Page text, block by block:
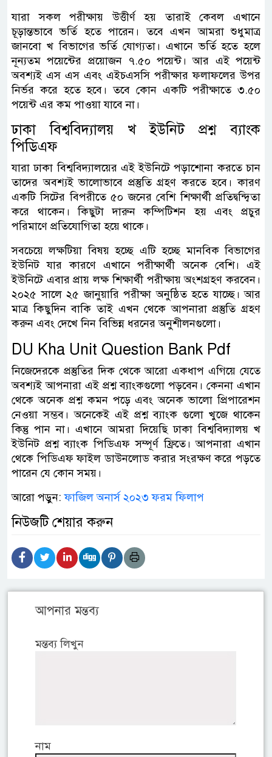
যারা সকল পরীক্ষায় উত্তীর্ণ হয় তারাই কেবল এখানে
চূড়ান্তভাবে ভর্তি হতে পারেন। তবে এখন আমরা শুধুমাত্র
জানবো খ বিভাগের ভর্তি যোগ্যতা। এখানে ভর্তি হতে হলে
নূন্যতম পয়েন্টের প্রয়োজন ৭.৫০ পয়েন্ট। আর এই পয়েন্ট
অবশ্যই এস এস এবং এইচএসসি পরীক্ষার ফলাফলের উপর
নির্ভর করে হতে হবে। তবে কোন একটি পরীক্ষাতে ৩.৫০
পয়েন্ট এর কম পাওয়া যাবে না।
ঢাকা বিশ্ববিদ্যালয় খ ইউনিট প্রশ্ন ব্যাংক
পিডিএফ
যারা ঢাকা বিশ্ববিদ্যালয়ের এই ইউনিটে পড়াশোনা করতে চান
তাদের অবশ্যই ভালোভাবে প্রস্তুতি গ্রহণ করতে হবে। কারণ
একটি সিটের বিপরীতে ৫০ জনের বেশি শিক্ষার্থী প্রতিদ্বন্দ্বিতা
করে থাকেন। কিছুটা দারুন কম্পিটিশন হয় এবং প্রচুর
পরিমাণে প্রতিযোগিতা হয়ে থাকে।
সবচেয়ে লক্ষটিয়া বিষয় হচ্ছে এটি হচ্ছে মানবিক বিভাগের
ইউনিট যার কারণে এখানে পরীক্ষার্থী অনেক বেশি। এই
ইউনিটে এবার প্রায় লক্ষ শিক্ষার্থী পরীক্ষায় অংশগ্রহণ করবেন।
২০২৫ সালে ২৫ জানুয়ারি পরীক্ষা অনুষ্ঠিত হতে যাচ্ছে। আর
মাত্র কিছুদিন বাকি তাই এখন থেকে আপনারা প্রস্তুতি গ্রহণ
করুন এবং দেখে নিন বিভিন্ন ধরনের অনুশীলনগুলো।
DU Kha Unit Question Bank Pdf
নিজেদেরকে প্রস্তুতির দিক থেকে আরো একধাপ এগিয়ে যেতে
অবশ্যই আপনারা এই প্রশ্ন ব্যাংকগুলো পড়বেন। কেননা এখান
থেকে অনেক প্রশ্ন কমন পড়ে এবং অনেক ভালো প্রিপারেশন
নেওয়া সম্ভব। অনেকেই এই প্রশ্ন ব্যাংক গুলো খুজে থাকেন
কিন্তু পান না। এখানে আমরা দিয়েছি ঢাকা বিশ্ববিদ্যালয় খ
ইউনিট প্রশ্ন ব্যাংক পিডিএফ সম্পূর্ণ ফ্রিতে। আপনারা এখান
থেকে পিডিএফ ফাইল ডাউনলোড করার সংরক্ষণ করে পড়তে
পারেন যে কোন সময়।
আরো পড়ুন:ফাজিল অনার্স ২০২৩ ফরম ফিলাপ
নিউজটি শেয়ার করুন
আপনার মন্তব্য
মন্তব্য লিখুন
নাম